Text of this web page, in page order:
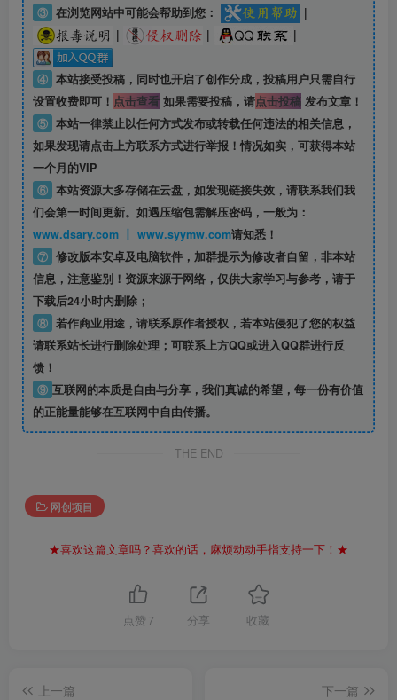
③ 在浏览网站中可能会帮助到您：
|
|
| |
④ 本站接受投稿，同时也开启了创作分成，投稿用户只需自行
设置收费即可！ 点击查看如果需要投稿，请点击投稿发布文章！
⑤ 本站一律禁止以任何方式发布或转载任何违法的相关信息，
如果发现请点击上方联系方式进行举报！情况如实，可获得本站
一个月的VIP
⑥ 本站资源大多存储在云盘，如发现链接失效，请联系我们我
们会第一时间更新。如遇压缩包需解压密码，一般为：
www.dsary.com 丨 www.syymw.com请知悉！
⑦ 修改版本安卓及电脑软件，加群提示为修改者自留， 非本站
信息，注意鉴别！资源来源于网络，仅供大家学习与参考，请于
下载后24小时内删除；
⑧ 若作商业用途，请联系原作者授权，若本站侵犯了您的权益
请联系站长进行删除处理；可联系上方QQ或进入QQ群进行反
馈！
⑨ 互联网的本质是自由与分享，我们真诚的希望，每一份有价值
的正能量能够在互联网中自由传播。
THE END
网创项目
★喜欢这篇文章吗？喜欢的话，麻烦动动手指支持一下！★
点赞 7 分享 收藏
上一篇
下一篇